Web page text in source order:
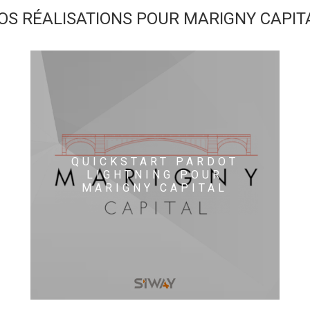
RÉALISATIONS POUR MARIGNY
QUICKSTART PARDOT
LIGHTNING POUR
MARIGNY CAPITAL